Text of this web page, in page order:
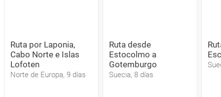
Ruta por Laponia,
Cabo Norte e Islas
Lofoten
Norte de Europa, 9 días
Ruta desde
Estocolmo a
Gotemburgo
Suecia, 8 días